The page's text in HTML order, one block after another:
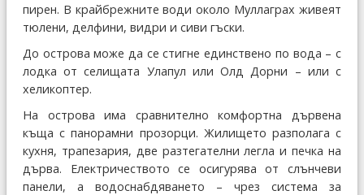
пирен. В крайбрежните води около Муллаграх живеят
тюлени, делфини, видри и сиви гъски.
До острова може да се стигне единствено по вода – с
лодка от селищата Улапул или Олд Дорни – или с
хеликоптер.
На острова има сравнително комфортна дървена
къща с панорамни прозорци. Жилището разполага с
кухня, трапезария, две разтегателни легла и печка на
дърва. Електричеството се осигурява от слънчеви
панели, а водоснабдяването – чрез система за